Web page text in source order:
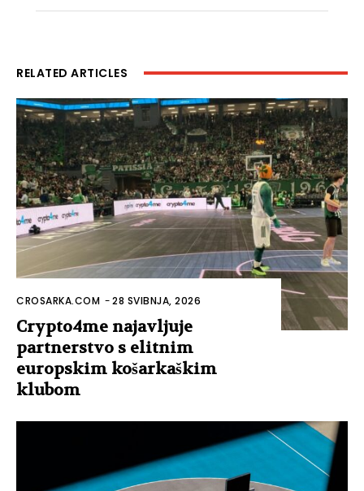
RELATED ARTICLES
CROSARKA.COM -28 SVIBNJA, 2026
Crypto4me najavljuje
partnerstvo s elitnim
europskim košarkaškim
klubom